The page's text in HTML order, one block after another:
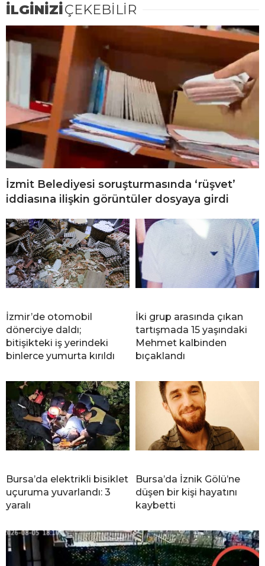
İLGİNİZİÇEKEBİLİR
İzmit Belediyesi soruşturmasında ‘rüşvet’
iddiasına ilişkin görüntüler dosyaya girdi
İzmir’de otomobil
dönerciye daldı;
bitişikteki iş yerindeki
binlerce yumurta kırıldı
İki grup arasında çıkan
tartışmada 15 yaşındaki
Mehmet kalbinden
bıçaklandı
Bursa’da elektrikli bisiklet
uçuruma yuvarlandı: 3
yaralı
Bursa’da İznik Gölü’ne
düşen bir kişi hayatını
kaybetti